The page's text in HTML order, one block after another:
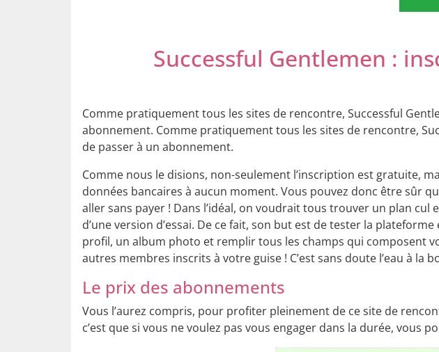
Successful Gentlemen :
Comme pratiquement tous les sites de rencontre, Successful
abonnement. Comme pratiquement tous les sites de rencontre,
de passer à un abonnement.
Comme nous le disions, non-seulement l’inscription est gratuite,
données bancaires à aucun moment. Vous pouvez donc être sûr
aller sans payer ! Dans l’idéal, on voudrait tous trouver un plan cul
d’une version d’essai. De ce fait, son but est de tester la
profil, un album photo et remplir tous les champs qui composent
autres membres inscrits à votre guise ! C’est sans doute l’eau à
Le prix des abonnements
Vous l’aurez compris, pour profiter pleinement de ce site de
c’est que si vous ne voulez pas vous engager dans la durée, vous